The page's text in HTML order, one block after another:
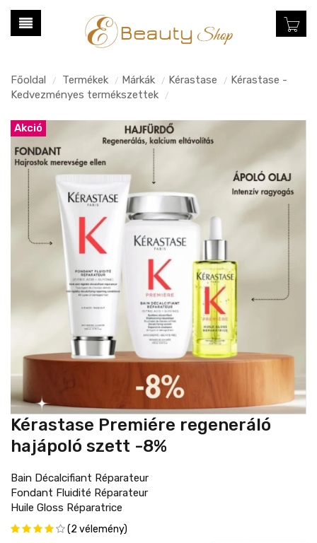
Főoldal / Termékek / Márkák / Kérastase / Kérastase -
Kedvezményes termékszettek
/
Akció
Kérastase Premiére regeneráló
hajápoló szett -8%
Bain Décalcifiant Réparateur
Fondant Fluidité Réparateur
Huile Gloss Réparatrice
(2 vélemény)